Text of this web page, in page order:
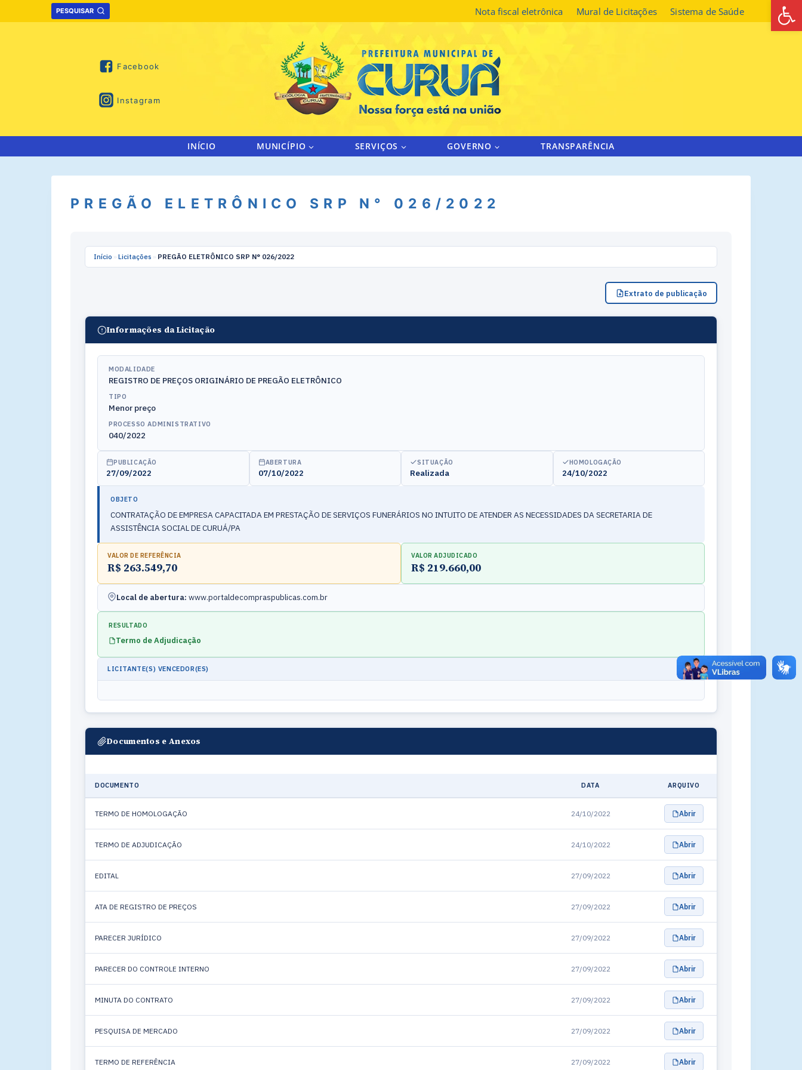
to
PESQUISAR Nota fiscal eletrônica Mural de Licitações Sistema de Saúde
Facebook
Instagram
INÍCIO MUNICÍPIO SERVIÇOS GOVERNO TRANSPARÊNCIA
PREGÃO ELETRÔNICO SRP N° 026/2022
Início » Licitações » PREGÃO ELETRÔNICO SRP N° 026/2022
Extrato de publicação
Informações da Licitação
MODALIDADE
REGISTRO DE PREÇOS ORIGINÁRIO DE PREGÃO ELETRÔNICO
TIPO
Menor preço
PROCESSO ADMINISTRATIVO
040/2022
PUBLICAÇÃO
27/09/2022
ABERTURA
07/10/2022
SITUAÇÃO
Realizada
HOMOLOGAÇÃO
24/10/2022
OBJETO
CONTRATAÇÃO DE EMPRESA CAPACITADA EM PRESTAÇÃO DE SERVIÇOS FUNERÁRIOS NO INTUITO DE ATENDER AS NECESSIDADES DA SECRETARIA DE
ASSISTÊNCIA SOCIAL DE CURUÁ/PA
VALOR DE REFERÊNCIA
R$ 263.549,70
VALOR ADJUDICADO
R$ 219.660,00
Local de abertura: www.portaldecompraspublicas.com.br
RESULTADO
Termo de Adjudicação
LICITANTE(S) VENCEDOR(ES)
Documentos e Anexos
DOCUMENTO DATA ARQUIVO
TERMO DE HOMOLOGAÇÃO 24/10/2022 Abrir
TERMO DE ADJUDICAÇÃO 24/10/2022 Abrir
EDITAL 27/09/2022 Abrir
ATA DE REGISTRO DE PREÇOS 27/09/2022 Abrir
PARECER JURÍDICO 27/09/2022 Abrir
PARECER DO CONTROLE INTERNO 27/09/2022 Abrir
MINUTA DO CONTRATO 27/09/2022 Abrir
PESQUISA DE MERCADO 27/09/2022 Abrir
TERMO DE REFERÊNCIA 27/09/2022 Abrir